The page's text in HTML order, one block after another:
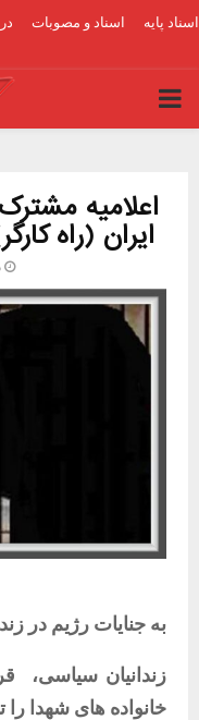
اسناد پایه اسناد و مصوبات
PRIMARY
اعلامیه
ایران (راه
به جنایات رژیم در
زندانیان سیاسی،
خانواده های شهدا را